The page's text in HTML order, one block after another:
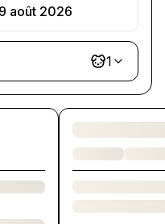
9 août 2026
1
formules…